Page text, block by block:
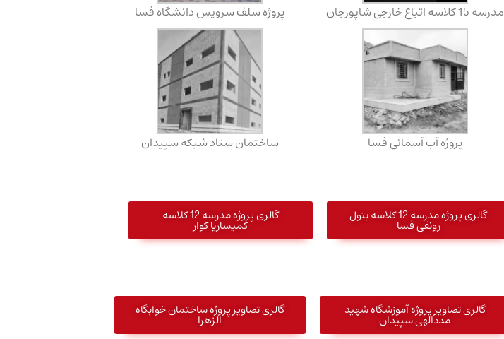
مدرسه 15 کلاسه اتباع خارجی شاپورجان پروژه سلف سرویس دانشگاه فسا
پروژه آب آسمانی فسا ساختمان ستاد شبکه سپیدان
گالری پروژه مدرسه 12 کلاسه بتول
رونقی فسا
گالری پروژه مدرسه 12 کلاسه
کمیساریا کوار
گالری تصاویر پروژه آموزشگاه شهید
مددالهی سپیدان
گالری تصاویر پروژه ساختمان خوابگاه
الزهرا